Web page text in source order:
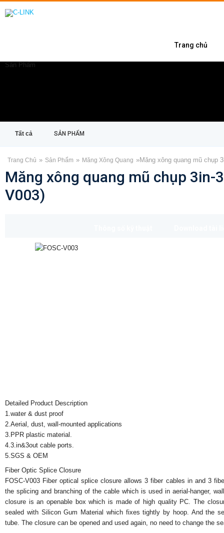
Trang chủ
Sản Phẩm
Tất cả SẢN PHẨM
Trang Chủ » Sản Phẩm » Măng Xông Quang »Măng xông quang mũ chụp
Măng xông quang mũ chụp 3in-
V003)
Detailed Product Description
1.water & dust proof
2.Aerial, dust, wall-mounted applications
3.PPR plastic material.
4.3.in&3out cable ports.
5.SGS & OEM
Fiber Optic Splice Closure
FOSC-V003 Fiber optical splice closure allows 3 fiber cables in and 3
the splicing and branching of the cable which is used in aerial-hanger,
closure is an openable box which is made of high quality PC. The
sealed with Silicon Gum Material which fixes tightly by hoop. And the
tube. The closure can be opened and used again, no need to change the